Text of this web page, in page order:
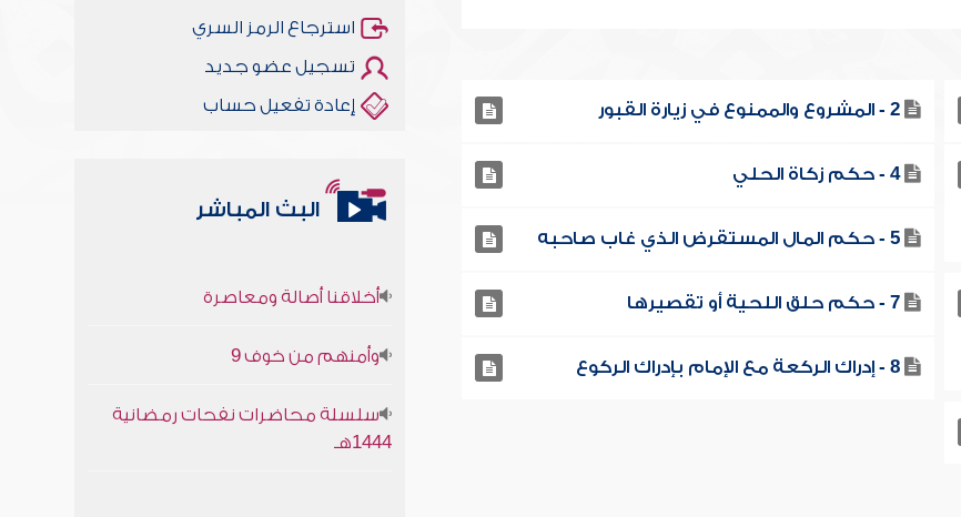
2 - المشروع والممنوع في زيارة القبور
4 - حكم زكاة الحلي
5 - حكم المال المستقرض الذي غاب صاحبه
7 - حكم حلق اللحية أو تقصيرها
8 - إدراك الركعة مع الإمام بإدراك الركوع
استرجاع الرمز السري
تسجيل عضو جديد
إعادة تفعيل حساب
البث المباشر
1444هـ